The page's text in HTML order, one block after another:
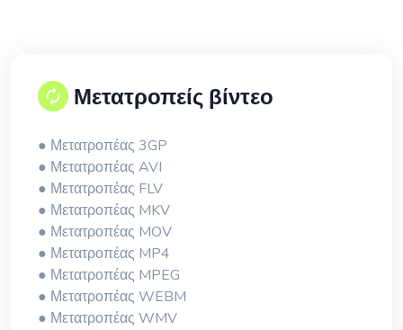
Μετατροπείς βίντεο
● Μετατροπέας 3GP
● Μετατροπέας AVI
● Μετατροπέας FLV
● Μετατροπέας MKV
● Μετατροπέας MOV
● Μετατροπέας MP4
● Μετατροπέας MPEG
● Μετατροπέας WEBM
● Μετατροπέας WMV